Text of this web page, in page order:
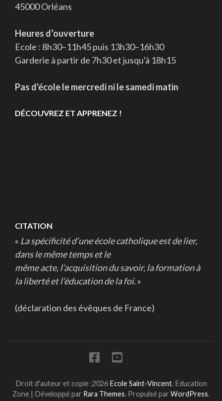
45000 Orléans
Heures d’ouverture
Ecole : 8h30–11h45 puis 13h30–16h30
Garderie à partir de 7h30 et jusqu'à 18h15
Pas d'école le mercredi ni le samedi matin
DÉCOUVREZ ET APPRENEZ !
CITATION
« La spécificité d’une école catholique est de lier,
dans le même temps et le
même acte, l’acquisition du savoir, la formation à
la liberté et l’éducation de la foi.»
(déclaration des évêques de France)
Droit d'auteur et copie ;2026 Ecole Saint-Vincent. Education
Zone | Développé par Rara Themes. Propulsé par WordPress.